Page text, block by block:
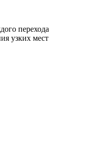
перехода
узких мест